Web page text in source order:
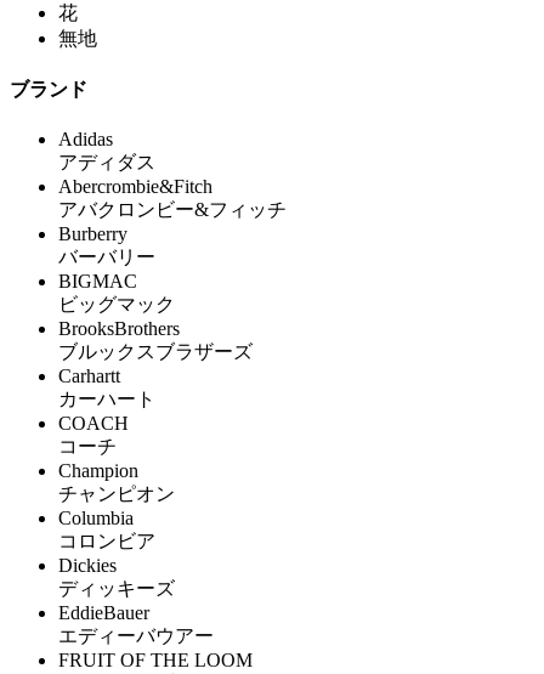
花
無地
ブランド
Adidas
アディダス
Abercrombie&Fitch
アバクロンビー&フィッチ
Burberry
バーバリー
BIGMAC
ビッグマック
BrooksBrothers
ブルックスブラザーズ
Carhartt
カーハート
COACH
コーチ
Champion
チャンピオン
Columbia
コロンビア
Dickies
ディッキーズ
EddieBauer
エディーバウアー
FRUIT OF THE LOOM